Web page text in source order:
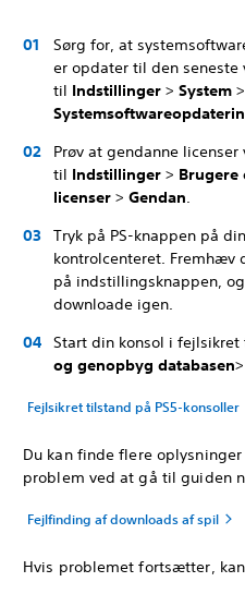
Sørg for, at
er opdater til den seneste
til Indstillinger > System >
Prøv at gendanne licenser
til Indstillinger > Brugere
licenser > Gendan.
Tryk på PS-knappen på
kontrolcenteret. Fremhæv
på indstillingsknappen,
downloade igen.
Start din konsol i
og genopbyg databasen>
Fejlsikret tilstand på PS5-konsoller
Du kan finde flere
problem ved at gå til guiden
Fejlfinding af downloads af spil
Hvis problemet fortsætter,